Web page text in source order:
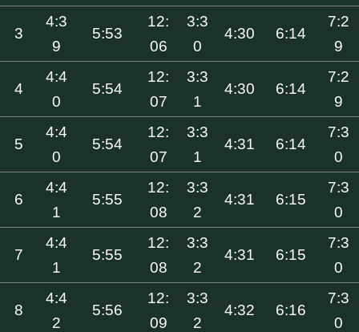
3
4:3
9
5:53
12:
06
3:3
0
4:30 6:14
7:2
9
4
4:4
0
5:54
12:
07
3:3
1
4:30 6:14
7:2
9
5
4:4
0
5:54
12:
07
3:3
1
4:31 6:14
7:3
0
6
4:4
1
5:55
12:
08
3:3
2
4:31 6:15
7:3
0
7
4:4
1
5:55
12:
08
3:3
2
4:31 6:15
7:3
0
8
4:4
2
5:56
12:
09
3:3
2
4:32 6:16
7:3
0